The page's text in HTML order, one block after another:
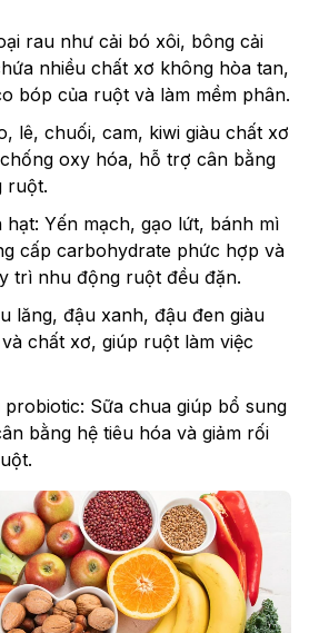
rau như cải bó xôi, bông cải
nhiều chất xơ không hòa tan,
bóp của ruột và làm mềm phân.
lê, chuối, cam, kiwi giàu chất xơ
oxy hóa, hỗ trợ cân bằng
ruột.
hạt: Yến mạch, gạo lứt, bánh mì
cấp carbohydrate phức hợp và
trì nhu động ruột đều đặn.
lăng, đậu xanh, đậu đen giàu
chất xơ, giúp ruột làm việc
Sữa chua giúp bổ sung
bằng hệ tiêu hóa và giảm rối